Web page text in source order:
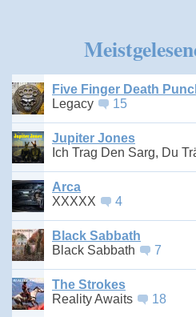
Five Finger Death
Legacy
15
Jupiter Jones
Ich Trag Den Sarg, Du
Arca
XXXXX
4
Black Sabbath
Black Sabbath
7
The Strokes
Reality Awaits
18